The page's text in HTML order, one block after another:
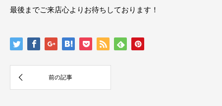
最後までご来店心よりお待ちしております！